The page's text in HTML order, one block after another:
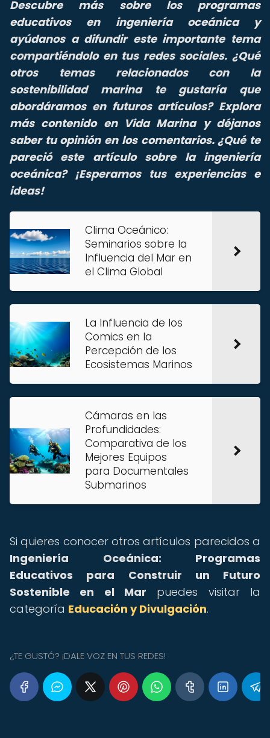
Descubre más sobre los programas
educativos en ingeniería oceánica y
ayúdanos a difundir este importante tema
compartiéndolo en tus redes sociales. ¿Qué
otros temas relacionados con la
sostenibilidad marina te gustaría que
abordáramos en futuros artículos? Explora
más contenido en Vida Marina y déjanos
saber tu opinión en los comentarios. ¿Qué te
pareció este artículo sobre la ingeniería
oceánica? ¡Esperamos tus experiencias e
ideas!
Clima Oceánico:
Seminarios sobre la
Influencia del Mar en
el Clima Global
La Influencia de los
Comics en la
Percepción de los
Ecosistemas Marinos
Cámaras en las
Profundidades:
Comparativa de los
Mejores Equipos
para Documentales
Submarinos
Si quieres conocer otros artículos parecidos a
Ingeniería Oceánica: Programas
Educativos para Construir un Futuro
Sostenible en el Mar puedes visitar la
categoría Educación y Divulgación.
¿TE GUSTÓ? ¡DALE VOZ EN TUS REDES!